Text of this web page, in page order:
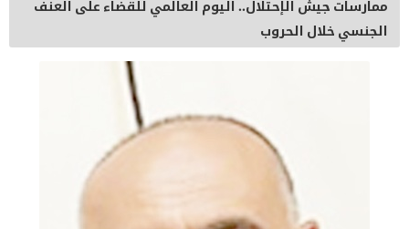
ممارسات جيش الإحتلال.. اليوم العالمي للقضاء على العنف
الجنسي خلال الحروب